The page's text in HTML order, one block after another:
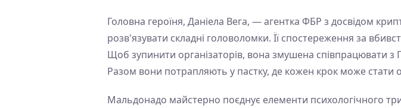
Головна героїня, Даніела Вега, — агентка ФБР з досвідом
розв'язувати складні головоломки. Її спостереження за
Щоб зупинити організаторів, вона змушена співпрацювати
Разом вони потрапляють у пастку, де кожен крок може стати
Мальдонадо майстерно поєднує елементи психологічного